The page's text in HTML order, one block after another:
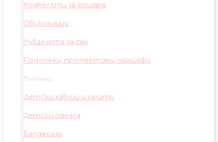
Компелкти за кошара
Обиколници
Чувалчета за сън
Подложки, протектори, чаршафи
Пелени
Детски хавлии и халати
Детски одеяла
Балдахини